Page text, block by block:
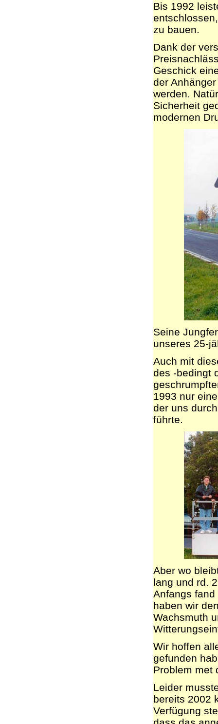
Bis 1992
zu bauen.
Dank der
Geschick
der
werden.
Sicherheit
modernen
Seine
unseres 25-
Auch mit
des -bedingt
1993 nur
der uns
führte.
Aber wo
lang und rd.
Anfangs
haben wir
Wachsmuth
Wir hoffen
gefunden
Problem met
Leider
bereits 2002
Verfügung